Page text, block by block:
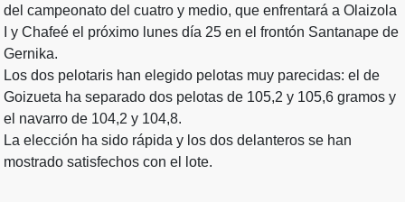
del campeonato del cuatro y medio, que enfrentará a Olaizola
I y Chafeé el próximo lunes día 25 en el frontón Santanape de
Gernika.
Los dos pelotaris han elegido pelotas muy parecidas: el de
Goizueta ha separado dos pelotas de 105,2 y 105,6 gramos y
el navarro de 104,2 y 104,8.
La elección ha sido rápida y los dos delanteros se han
mostrado satisfechos con el lote.